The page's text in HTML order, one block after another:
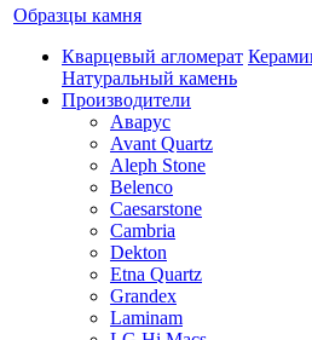
Образцы камня
Кварцевый агломерат
Натуральный камень
Производители
Аварус
Avant Quartz
Aleph Stone
Belenco
Caesarstone
Cambria
Dekton
Etna Quartz
Grandex
Laminam